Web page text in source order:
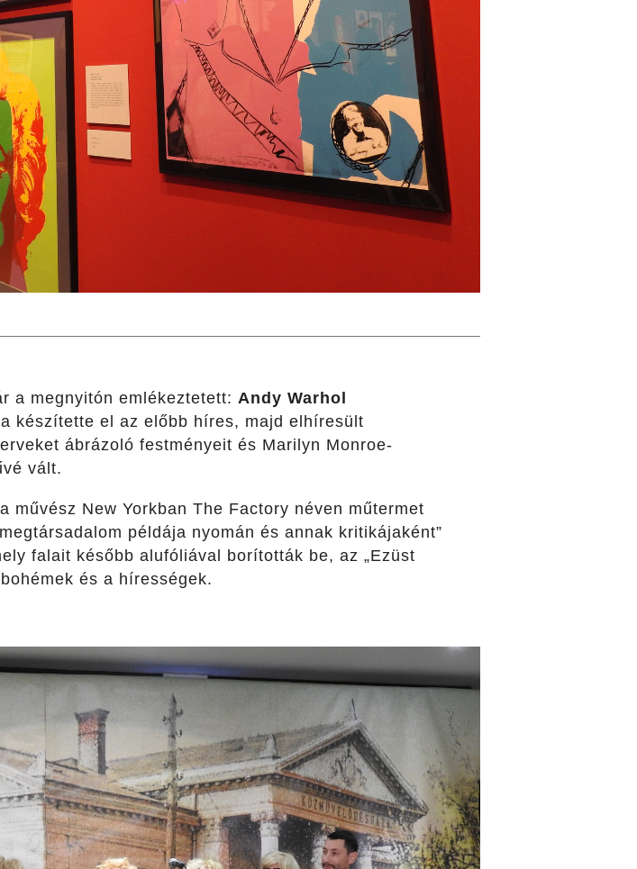
a megnyitón emlékeztetett: Andy Warhol
készítette el az előbb híres, majd elhíresült
ábrázoló festményeit és Marilyn Monroe-
vált.
New Yorkban The Factory néven műtermet
példája nyomán és annak kritikájaként”
falait később alufóliával borították be, az „Ezüst
és a hírességek.